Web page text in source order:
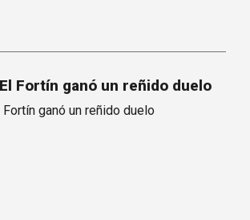
Fortín ganó un reñido duelo